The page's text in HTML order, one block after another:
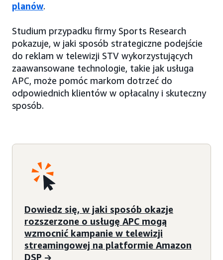
planów.
Studium przypadku firmy Sports Research
pokazuje, w jaki sposób strategiczne podejście
do reklam w telewizji STV wykorzystujących
zaawansowane technologie, takie jak usługa
APC, może pomóc markom dotrzeć do
odpowiednich klientów w opłacalny i skuteczny
sposób.
Dowiedz się, w jaki sposób okazje
rozszerzone o usługę APC mogą
wzmocnić kampanie w telewizji
streamingowej na platformie Amazon
DSP